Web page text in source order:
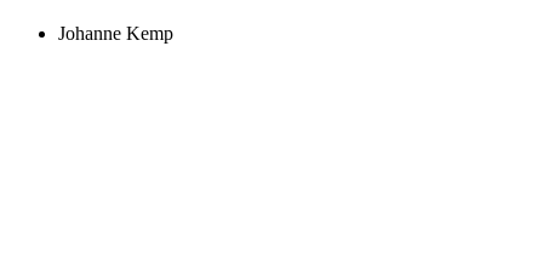
Johanne Kemp